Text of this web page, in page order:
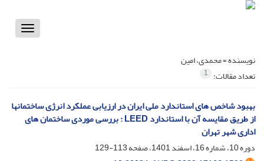
Toggle
نویسنده =محمدی، امین
تعداد مقالات: 1
بهبود شاخص های استاندارد ملی ایران در ارزیابی عملکرد انرژی ساختمانها
از طریق مقایسه آن با استاندارد LEED : بررسی موردی ساختمان های
اداری شهر تهران
دوره 10، شماره 16، اسفند 1401، صفحه
113-129